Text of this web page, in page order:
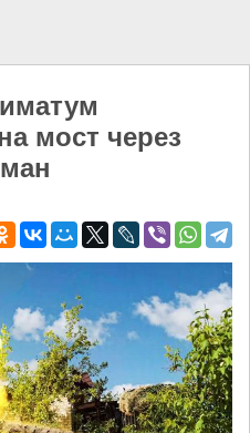
мост через